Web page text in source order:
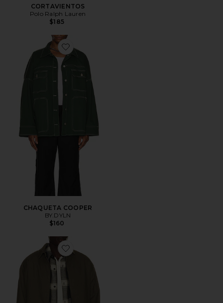
CORTAVIENTOS
Polo Ralph Lauren
$185
Favorite CHAQUETA COOPER
CHAQUETA COOPER
BY.DYLN
$160
Favorite CHAQUETA WORK